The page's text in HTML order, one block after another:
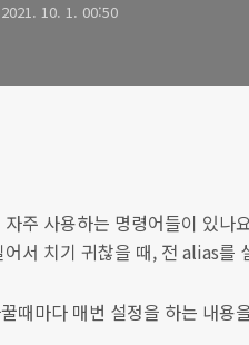
2021. 10. 1. 00:50
주 사용하는 명령어들이 있나
서 치기 귀찮을 때, 전 alias를
때마다 매번 설정을 하는 내용